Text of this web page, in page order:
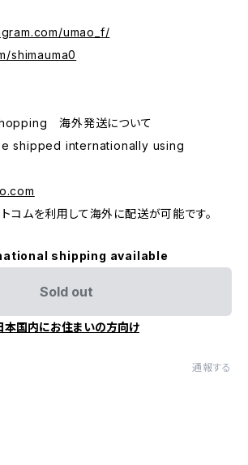
umao_f/
shimauma0
海外発送について
shipped internationally using
コムを利用して海外に配送が可能です。
shipping available
Sold out
本国内にお住まいの方向け
通報する